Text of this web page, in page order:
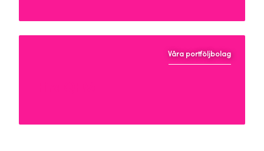
Våra portföljbolag